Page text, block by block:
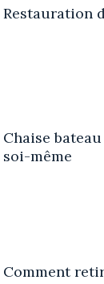
Restauration
Chaise
soi-même
Comment